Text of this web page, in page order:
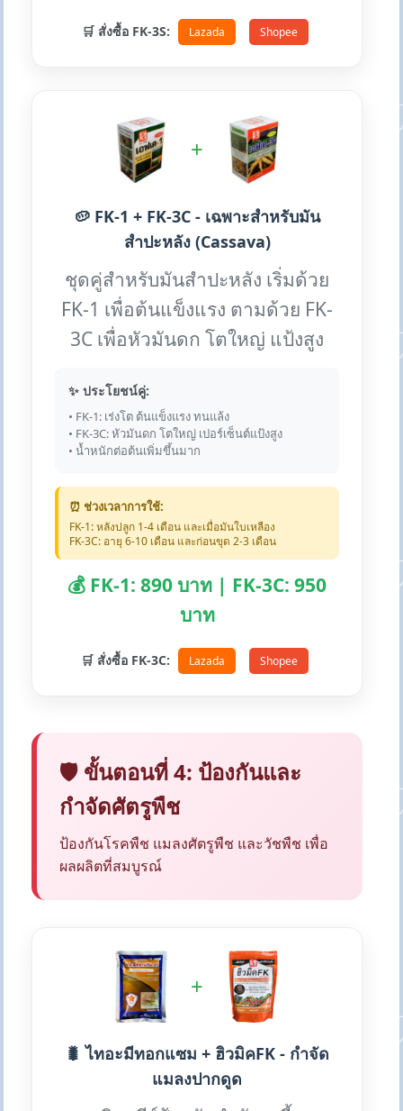
🛒 สั่งซื้อ FK-3S: Lazada Shopee
+
🥔 FK-1 + FK-3C - เฉพาะสำหรับมัน
สำปะหลัง (Cassava)
ชุดคู่สำหรับมันสำปะหลัง เริ่มด้วย
FK-1 เพื่อต้นแข็งแรง ตามด้วย FK-
3C เพื่อหัวมันดก โตใหญ่ แป้งสูง
✨ ประโยชน์คู่:
• FK-1: เร่งโต ต้นแข็งแรง ทนแล้ง
• FK-3C: หัวมันดก โตใหญ่ เปอร์เซ็นต์แป้งสูง
• น้ำหนักต่อต้นเพิ่มขึ้นมาก
⏰ ช่วงเวลาการใช้:
FK-1: หลังปลูก 1-4 เดือน และเมื่อมันใบเหลือง
FK-3C: อายุ 6-10 เดือน และก่อนขุด 2-3 เดือน
💰 FK-1: 890 บาท | FK-3C: 950
บาท
🛒 สั่งซื้อ FK-3C: Lazada Shopee
🛡️ ขั้นตอนที่ 4: ป้องกันและ
กำจัดศัตรูพืช
ป้องกันโรคพืช แมลงศัตรูพืช และวัชพืช เพื่อ
ผลผลิตที่สมบูรณ์
+
🐛 ไทอะมีทอกแซม + ฮิวมิคFK - กำจัด
แมลงปากดูด